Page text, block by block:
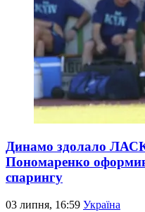
Динамо здолало
Пономаренко
спарингу
03 липня, 16:59 Україна